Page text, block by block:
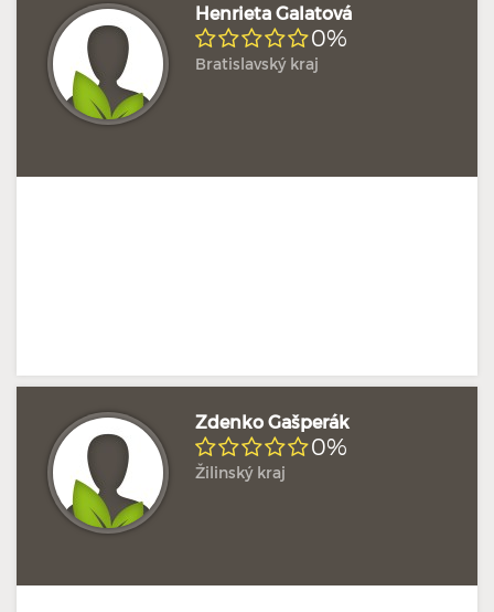
Henrieta Galatová
0%
Bratislavský kraj
Zdenko Gašperák
0%
Žilinský kraj
Doposud žádné hodnocení
Doposud žádné hodnocení